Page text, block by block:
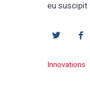
eu
Innovations